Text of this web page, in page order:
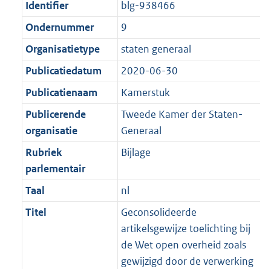
n
f
o
r
m
a
a
t
K
b
o
t
e
:
1
K
b
o
t
t
e
:
1
K
b
Identifier
blg-938466
Ondernummer
9
Organisatietype
staten generaal
Publicatiedatum
2020-06-30
Publicatienaam
Kamerstuk
Publicerende
organisatie
Tweede Kamer der Staten-
Generaal
Rubriek
parlementair
Bijlage
Taal
nl
Titel
Geconsolideerde
artikelsgewijze toelichting bij
de Wet open overheid zoals
gewijzigd door de verwerking